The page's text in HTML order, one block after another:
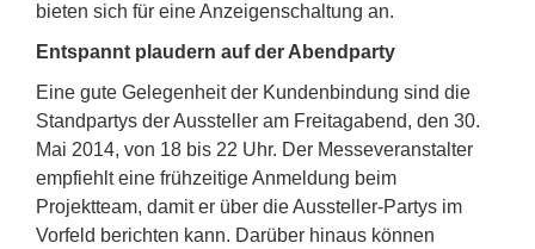
bieten sich für eine Anzeigenschaltung an.
Entspannt plaudern auf der Abendparty
Eine gute Gelegenheit der Kundenbindung sind die
Standpartys der Aussteller am Freitagabend, den 30.
Mai 2014, von 18 bis 22 Uhr. Der Messeveranstalter
empfiehlt eine frühzeitige Anmeldung beim
Projektteam, damit er über die Aussteller-Partys im
Vorfeld berichten kann. Darüber hinaus können